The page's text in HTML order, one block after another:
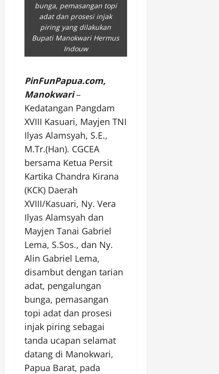
bunga, pemasangan topi
adat dan prosesi injak
piring yang dilakukan
Bupati Manokwari Hermus
Indouw
PinFunPapua.com,
Manokwari–
Kedatangan Pangdam
XVIII Kasuari, Mayjen TNI
Ilyas Alamsyah, S.E.,
M.Tr.(Han). CGCEA
bersama Ketua Persit
Kartika Chandra Kirana
(KCK) Daerah
XVIII/Kasuari, Ny. Vera
Ilyas Alamsyah dan
Mayjen Tanai Gabriel
Lema, S.Sos., dan Ny.
Alin Gabriel Lema,
disambut dengan tarian
adat, pengalungan
bunga, pemasangan
topi adat dan prosesi
injak piring sebagai
tanda ucapan selamat
datang di Manokwari,
Papua Barat, pada